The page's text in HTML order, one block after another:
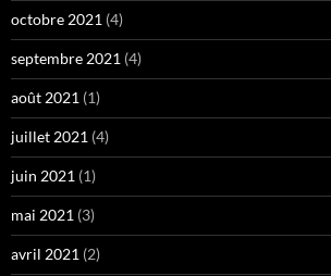
octobre 2021 (4)
septembre 2021 (4)
août 2021 (1)
juillet 2021 (4)
juin 2021 (1)
mai 2021 (3)
avril 2021 (2)